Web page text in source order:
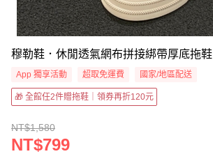
穆勒鞋．休閒透氣網布拼接綁帶厚底拖鞋
App 獨享活動 超取免運費 國家/地區配送
🎁 全館任2件贈拖鞋｜領券再折120元
NT$1,580
NT$799